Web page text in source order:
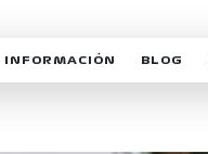
INFORMACIÓN BLOG